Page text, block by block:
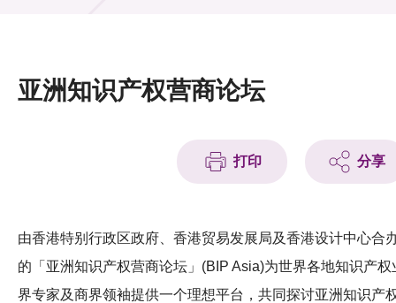
活动及消息
科技分享
会籍
亚洲知识产权营商论坛
打印 分享
由香港特别行政区政府、香港贸易发展局及香港设计中心合
的「亚洲知识产权营商论坛」(BIP Asia)为世界各地知识产权
界专家及商界领袖提供一个理想平台，共同探讨亚洲知识产